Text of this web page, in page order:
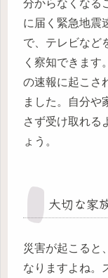
分からなくなる
に届く緊急地震
で、テレビなど
く察知できます
の速報に起こさ
ました。自分や
さず受け取れる
ょう。
大切な家
災害が起こると
なりますよね。